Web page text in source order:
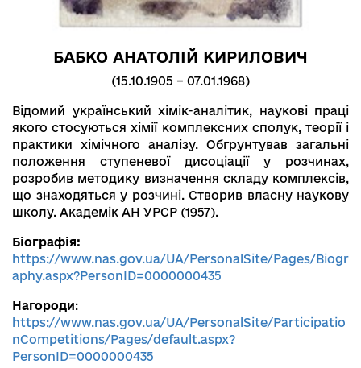
БАБКО АНАТОЛІЙ КИРИЛОВИЧ
(15.10.1905 – 07.01.1968)
Відомий український хімік-аналітик, наукові праці
якого стосуються хімії комплексних сполук, теорії і
практики хімічного аналізу. Обгрунтував загальні
положення ступеневої дисоціації у розчинах,
розробив методику визначення складу комплексів,
що знаходяться у розчині. Створив власну наукову
школу. Академік АН УРСР (1957).
Біографія:
https://www.nas.gov.ua/UA/PersonalSite/Pages/Biogr
aphy.aspx?PersonID=0000000435
Нагороди:
https://www.nas.gov.ua/UA/PersonalSite/Participatio
nCompetitions/Pages/default.aspx?
PersonID=0000000435